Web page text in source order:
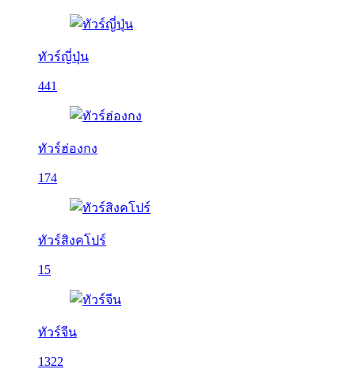
ทัวร์ญี่ปุ่น
441
ทัวร์ฮ่องกง
174
ทัวร์สิงคโปร์
15
ทัวร์จีน
1322